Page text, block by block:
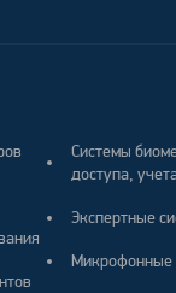
Системы
доступа,
Экспертные
Микрофонные